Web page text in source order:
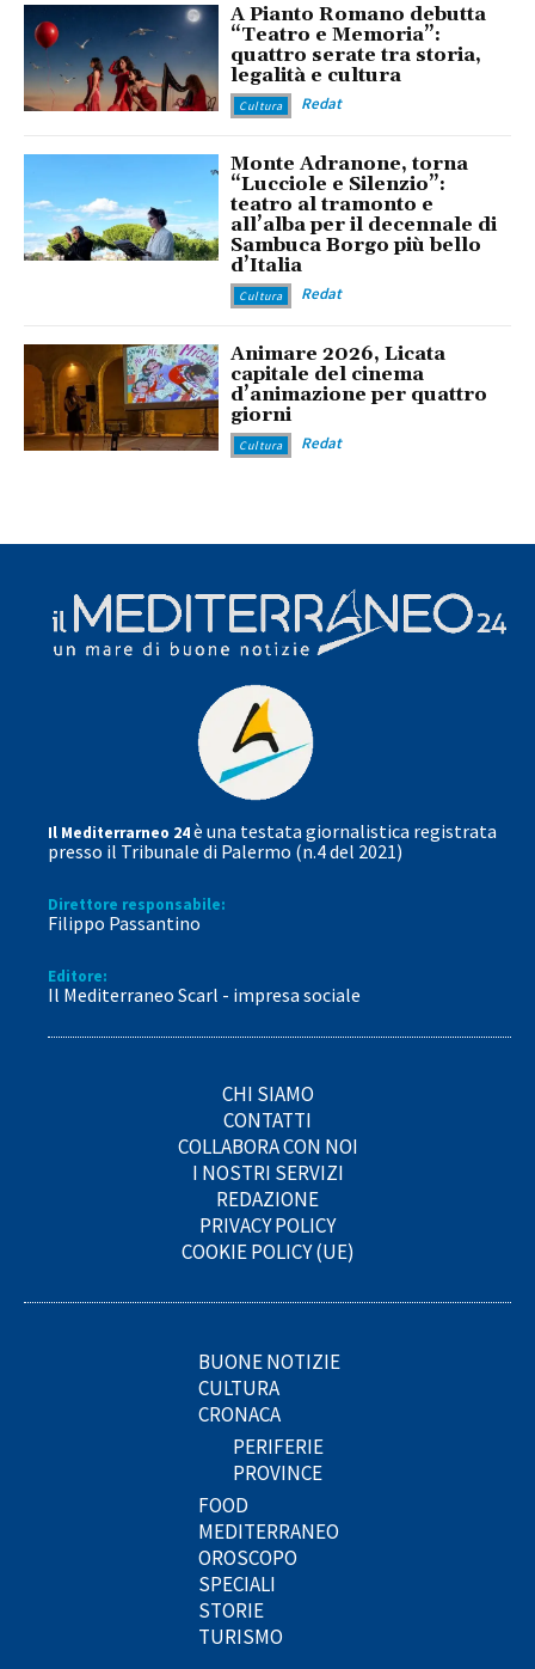
A Pianto Romano debutta
“Teatro e Memoria”:
quattro serate tra storia,
legalità e cultura
Cultura Redat
Monte Adranone, torna
“Lucciole e Silenzio”:
teatro al tramonto e
all’alba per il decennale di
Sambuca Borgo più bello
d’Italia
Cultura Redat
Animare 2026, Licata
capitale del cinema
d’animazione per quattro
giorni
Cultura Redat
Il Mediterrarneo 24è una testata giornalistica registrata
presso il Tribunale di Palermo (n.4 del 2021)
Direttore responsabile:
Filippo Passantino
Editore:
Il Mediterraneo Scarl - impresa sociale
CHI SIAMO
CONTATTI
COLLABORA CON NOI
I NOSTRI SERVIZI
REDAZIONE
PRIVACY POLICY
COOKIE POLICY (UE)
BUONE NOTIZIE
CULTURA
CRONACA
PERIFERIE
PROVINCE
FOOD
MEDITERRANEO
OROSCOPO
SPECIALI
STORIE
TURISMO